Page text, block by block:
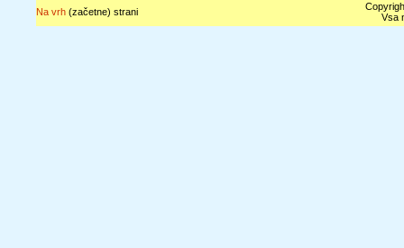
Na vrh(začetne) strani
Vsa